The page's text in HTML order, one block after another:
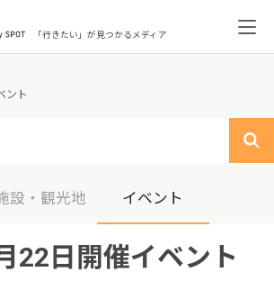
「行きたい」が見つかるメディア
ント
設・観光地 イベント
22日開催イベント